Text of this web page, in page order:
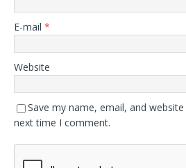
E-mail *
Website
Save my name, email, and
next time I comment.